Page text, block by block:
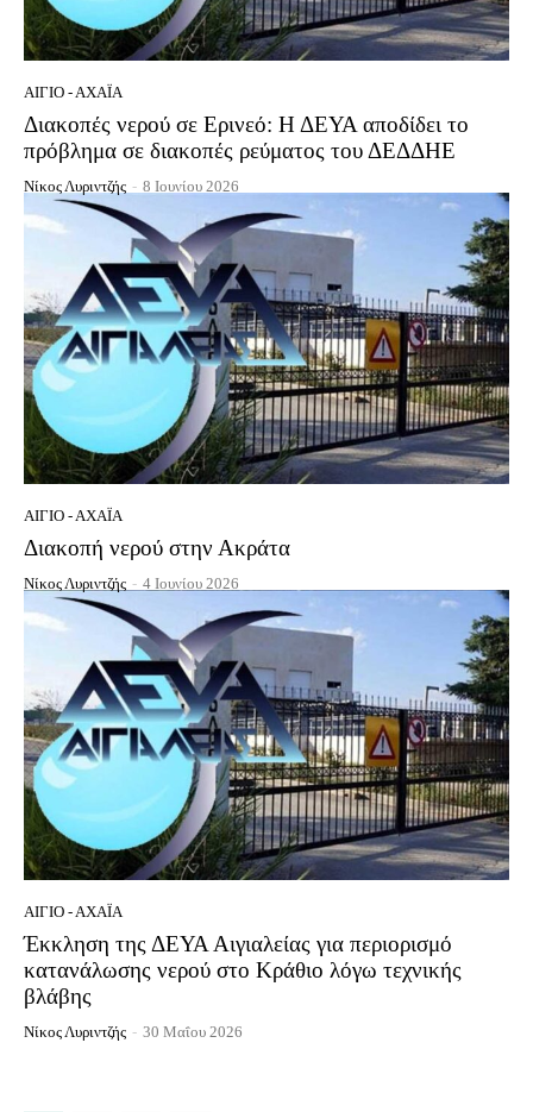
ΑΊΓΙΟ - ΑΧΑΪ́Α
Διακοπές νερού σε Ερινεό: Η ΔΕΥΑ αποδίδει το
πρόβλημα σε διακοπές ρεύματος του ΔΕΔΔΗΕ
Νίκος Λυριντζής - 8 Ιουνίου 2026
ΑΊΓΙΟ - ΑΧΑΪ́Α
Διακοπή νερού στην Ακράτα
Νίκος Λυριντζής - 4 Ιουνίου 2026
ΑΊΓΙΟ - ΑΧΑΪ́Α
Έκκληση της ΔΕΥΑ Αιγιαλείας για περιορισμό
κατανάλωσης νερού στο Κράθιο λόγω τεχνικής
βλάβης
Νίκος Λυριντζής - 30 Μαΐου 2026